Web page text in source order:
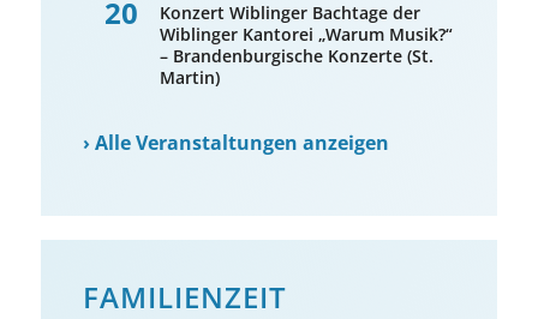
20
Konzert Wiblinger Bachtage der
Wiblinger Kantorei „Warum Musik?“
– Brandenburgische Konzerte (St.
Martin)
›Alle Veranstaltungen anzeigen
FAMILIENZEIT